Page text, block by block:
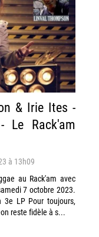
& Irie Ites -
Le Rack'am
à 13h09
au Rack'am avec
7 octobre 2023.
3e LP Pour toujours,
reste fidèle à s...